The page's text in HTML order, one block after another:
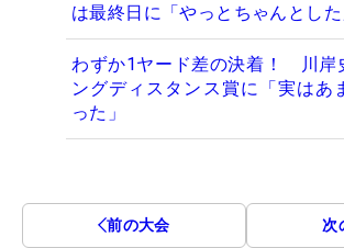
は最終日に「やっとちゃんとした
わずか1ヤード差の決着！ 川岸
ングディスタンス賞に「実はあ
った」
前の大会 次